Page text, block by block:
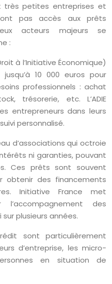
très petites entreprises et
pas accès aux prêts
acteurs majeurs se
:
à l’Initiative Économique)
10 000 euros pour
professionnels : achat
trésorerie, etc. L’ADIE
entrepreneurs dans leurs
personnalisé.
d’associations qui octroie
ni garanties, pouvant
Ces prêts sont souvent
obtenir des financements
Initiative France met
des
plusieurs années.
sont particulièrement
d’entreprise, les micro-
en situation de